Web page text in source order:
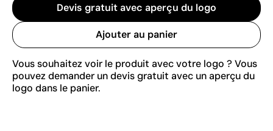
Devis gratuit avec aperçu du logo
Ajouter au panier
Vous souhaitez voir le produit avec votre logo ? Vous
pouvez demander un devis gratuit avec un aperçu du
logo dans le panier.